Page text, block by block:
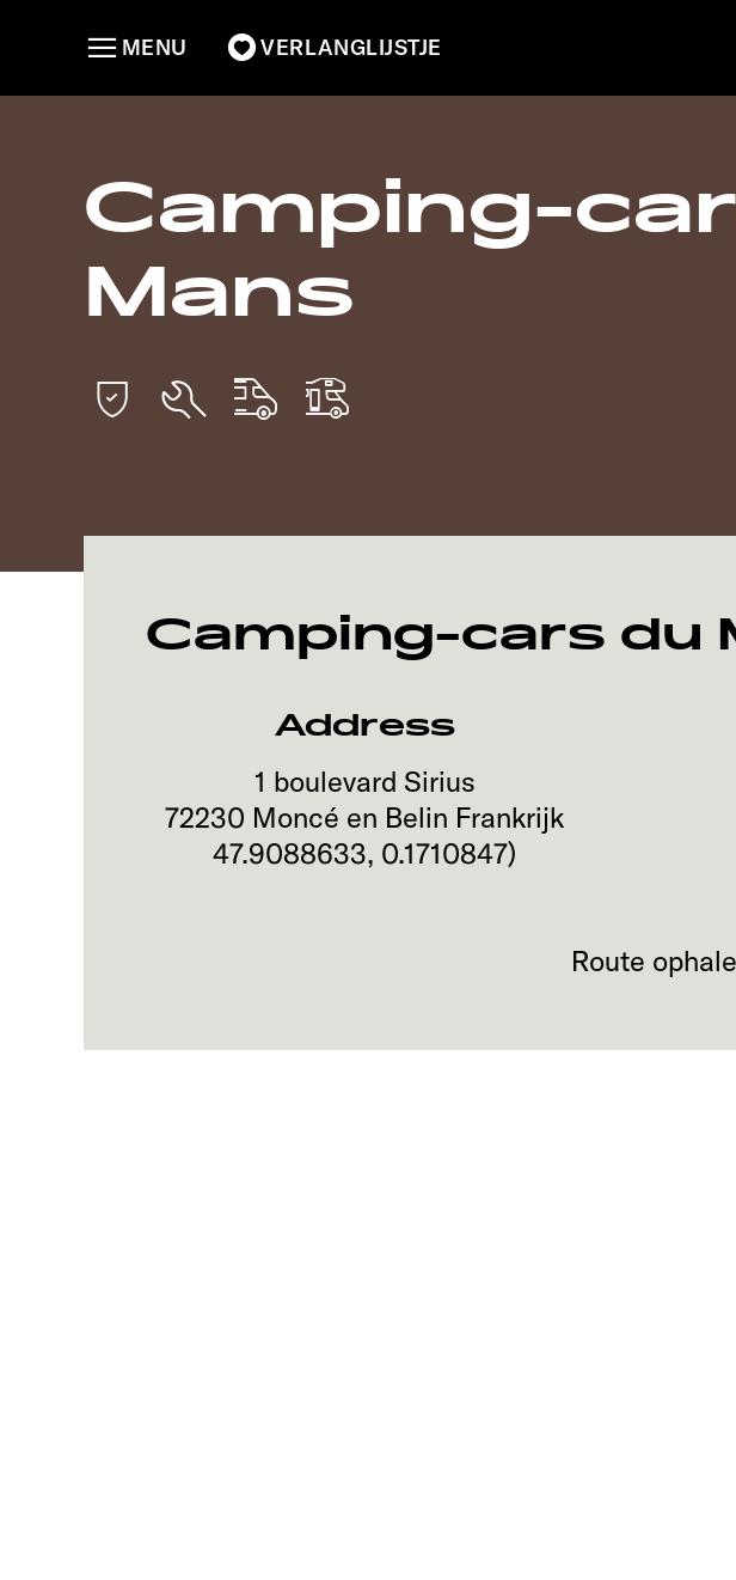
VERLANGLIJSTJE
MENU
Camping-
Mans
Camping-cars du
Address
1 boulevard Sirius
72230 Moncé en Belin Frankrijk
47.9088633, 0.1710847)
Route